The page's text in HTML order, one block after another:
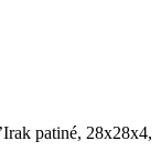
patiné, 28x28x4,